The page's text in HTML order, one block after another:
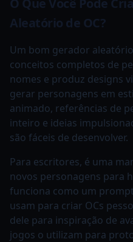
O Que Você Pode
Aleatório de OC?
Um bom gerador
conceitos completos de
nomes e produz designs
gerar personagens em
animado, referências de
inteiro e ideias
são fáceis de desenvolver.
Para escritores, é uma
novos personagens para
funciona como um
usam para criar OCs
dele para inspiração de
jogos o utilizam para